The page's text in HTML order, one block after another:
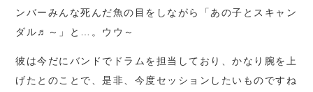
ンバーみんな死んだ魚の目をしながら「あの子とスキャン
ダル♬～」と…。ウウ～
彼は今だにバンドでドラムを担当しており、かなり腕を上
げたとのことで、是非、今度セッションしたいものですね